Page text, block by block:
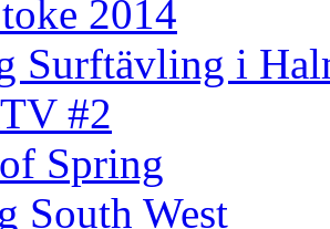
2014
Surftävling i
#2
Spring
South West